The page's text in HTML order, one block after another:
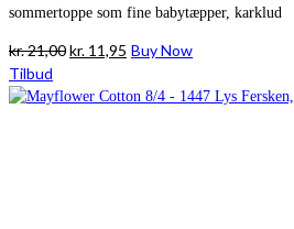
sommertoppe som fine babytæpper, karklud
kr.21,00Den
pris
kr. 11,95 Den
pris
Buy Now
Tilbud